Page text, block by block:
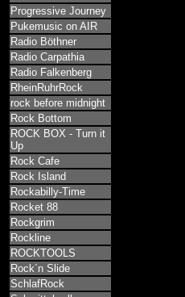
Progressive Journey
Pukemusic on AIR
Radio Böthner
Radio Carpathia
Radio Falkenberg
RheinRuhrRock
rock before midnight
Rock Bottom
ROCK BOX - Turn it
Up
Rock Cafe
Rock Island
Rockabilly-Time
Rocket 88
Rockgrim
Rockline
ROCKTOOLS
Rock´n Slide
SchlafRock